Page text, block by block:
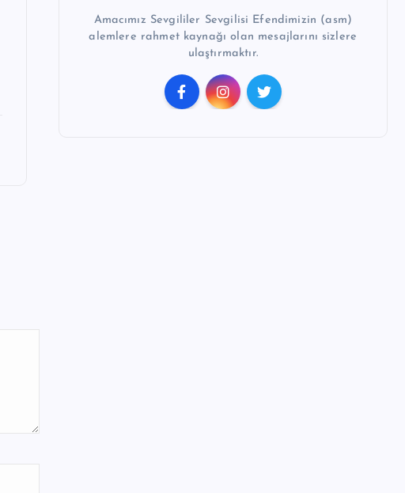
Amacımız Sevgililer Sevgilisi Efendimizin (asm)
alemlere rahmet kaynağı olan mesajlarını sizlere
ulaştırmaktır.